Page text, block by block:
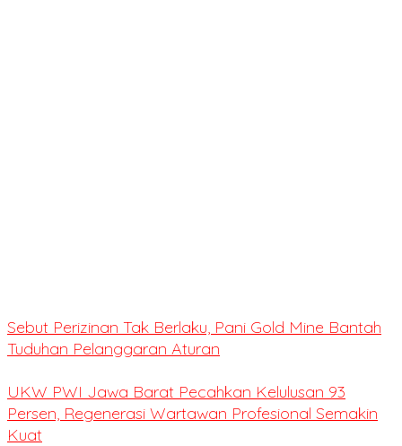
Sebut Perizinan Tak Berlaku, Pani Gold Mine Bantah
Tuduhan Pelanggaran Aturan
UKW PWI Jawa Barat Pecahkan Kelulusan 93
Persen, Regenerasi Wartawan Profesional Semakin
Kuat